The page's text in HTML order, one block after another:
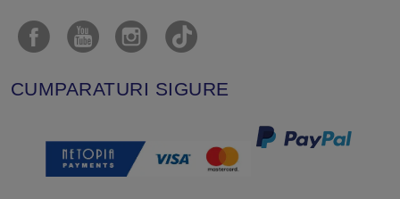
CUMPARATURI SIGURE